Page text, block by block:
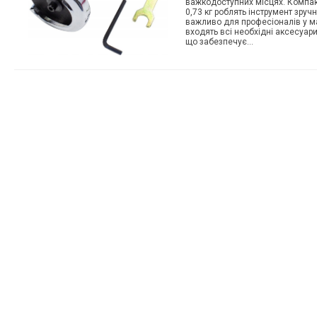
важкодоступних місцях.
0,73 кг роблять інструмент
важливо для професіоналів у
входять всі необхідні
що забезпечує…